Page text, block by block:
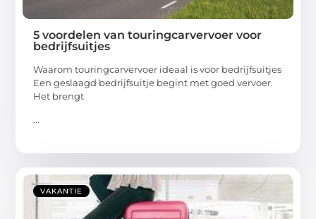
5 voordelen van touringcarvervoer voor
bedrijfsuitjes
Waarom touringcarvervoer ideaal is voor bedrijfsuitjes
Een geslaagd bedrijfsuitje begint met goed vervoer.
Het brengt
...
VAKANTIE